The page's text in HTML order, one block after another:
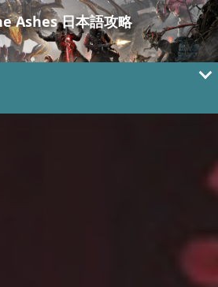
Ashes 日本語攻略